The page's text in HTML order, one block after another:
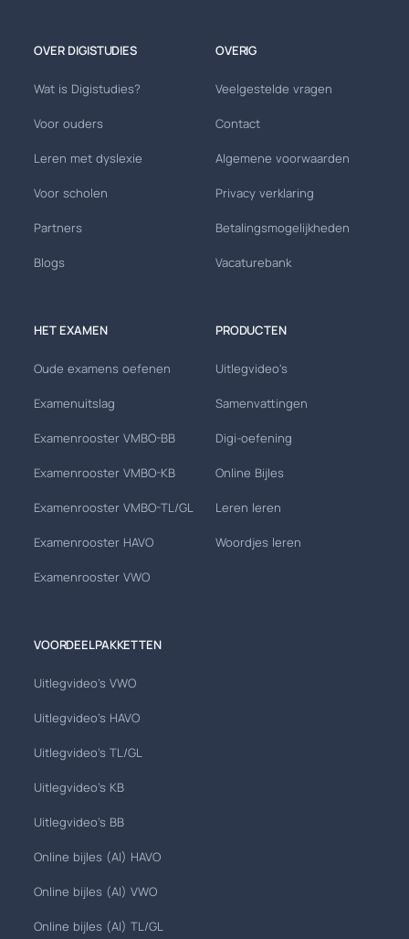
OVER DIGISTUDIES
Wat is Digistudies?
Voor ouders
Leren met dyslexie
Voor scholen
Partners
Blogs
OVERIG
Veelgestelde vragen
Contact
Algemene voorwaarden
Privacy verklaring
Betalingsmogelijkheden
Vacaturebank
HET EXAMEN
Oude examens oefenen
Examenuitslag
Examenrooster VMBO-BB
Examenrooster VMBO-KB
Examenrooster VMBO-TL/GL
Examenrooster HAVO
Examenrooster VWO
PRODUCTEN
Uitlegvideo's
Samenvattingen
Digi-oefening
Online Bijles
Leren leren
Woordjes leren
VOORDEELPAKKETTEN
Uitlegvideo's VWO
Uitlegvideo's HAVO
Uitlegvideo's TL/GL
Uitlegvideo's KB
Uitlegvideo's BB
Online bijles (AI) HAVO
Online bijles (AI) VWO
Online bijles (AI) TL/GL